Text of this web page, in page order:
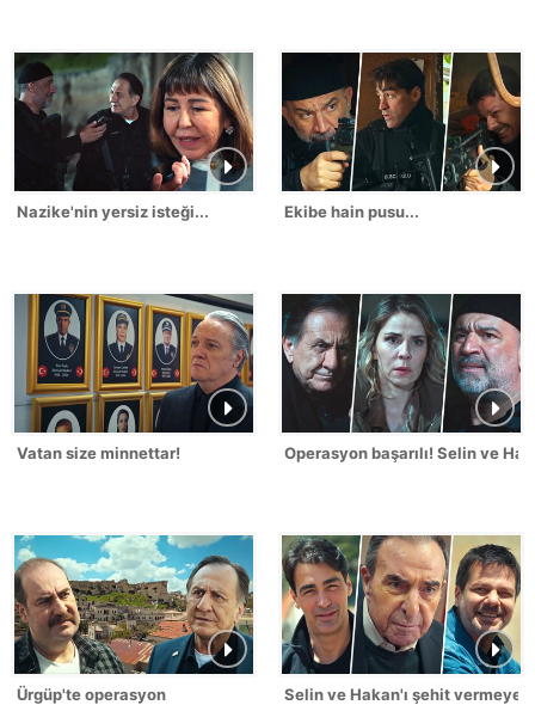
Nazike'nin yersiz isteği... Ekibe hain pusu...
Vatan size minnettar! Operasyon başarılı! Selin ve
Ürgüp'te operasyon Selin ve Hakan'ı şehit